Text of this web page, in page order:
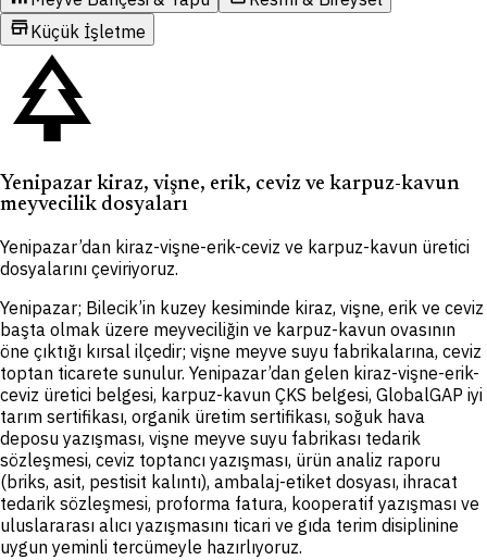
storeKüçük İşletme
park
Yenipazar kiraz, vişne, erik, ceviz ve karpuz-kavun
meyvecilik dosyaları
Yenipazar’dan kiraz-vişne-erik-ceviz ve karpuz-kavun üretici
dosyalarını çeviriyoruz.
Yenipazar; Bilecik’in kuzey kesiminde kiraz, vişne, erik ve ceviz
başta olmak üzere meyveciliğin ve karpuz-kavun ovasının
öne çıktığı kırsal ilçedir; vişne meyve suyu fabrikalarına, ceviz
toptan ticarete sunulur. Yenipazar’dan gelen kiraz-vişne-erik-
ceviz üretici belgesi, karpuz-kavun ÇKS belgesi, GlobalGAP iyi
tarım sertifikası, organik üretim sertifikası, soğuk hava
deposu yazışması, vişne meyve suyu fabrikası tedarik
sözleşmesi, ceviz toptancı yazışması, ürün analiz raporu
(briks, asit, pestisit kalıntı), ambalaj-etiket dosyası, ihracat
tedarik sözleşmesi, proforma fatura, kooperatif yazışması ve
uluslararası alıcı yazışmasını ticari ve gıda terim disiplinine
uygun yeminli tercümeyle hazırlıyoruz.